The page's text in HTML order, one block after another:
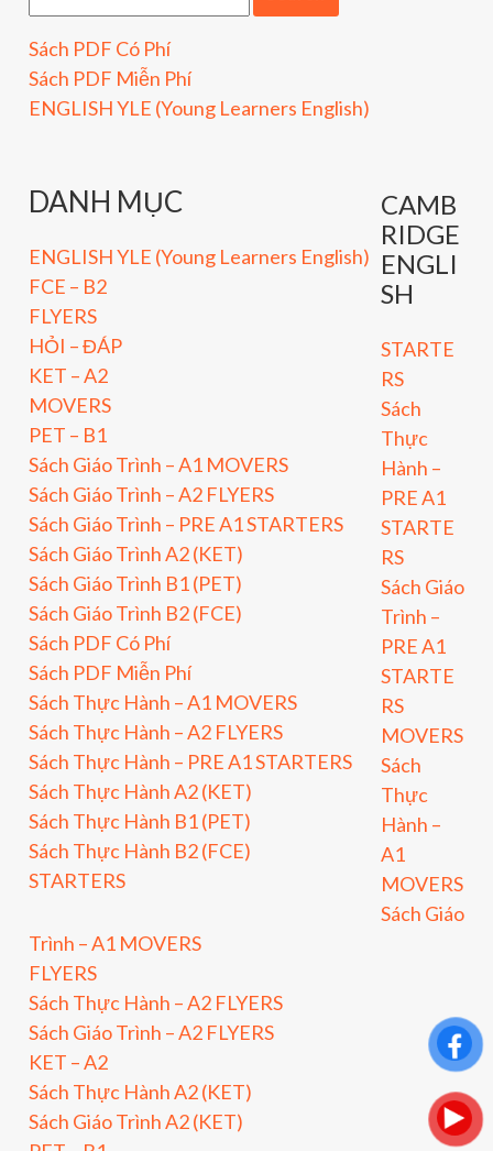
Sách PDF Có Phí
Sách PDF Miễn Phí
ENGLISH YLE (Young Learners English)
DANH MỤC
ENGLISH YLE (Young Learners English)
FCE – B2
FLYERS
HỎI – ĐÁP
KET – A2
MOVERS
PET – B1
Sách Giáo Trình – A1 MOVERS
Sách Giáo Trình – A2 FLYERS
Sách Giáo Trình – PRE A1 STARTERS
Sách Giáo Trình A2 (KET)
Sách Giáo Trình B1 (PET)
Sách Giáo Trình B2 (FCE)
Sách PDF Có Phí
Sách PDF Miễn Phí
Sách Thực Hành – A1 MOVERS
Sách Thực Hành – A2 FLYERS
Sách Thực Hành – PRE A1 STARTERS
Sách Thực Hành A2 (KET)
Sách Thực Hành B1 (PET)
Sách Thực Hành B2 (FCE)
STARTERS
CAMB
RIDGE
ENGLI
SH
STARTE
RS
Sách
Thực
Hành –
PRE A1
STARTE
RS
Sách Giáo
Trình –
PRE A1
STARTE
RS
MOVERS
Sách
Thực
Hành –
A1
MOVERS
Sách Giáo
Trình – A1 MOVERS
FLYERS
Sách Thực Hành – A2 FLYERS
Sách Giáo Trình – A2 FLYERS
KET – A2
Sách Thực Hành A2 (KET)
Sách Giáo Trình A2 (KET)